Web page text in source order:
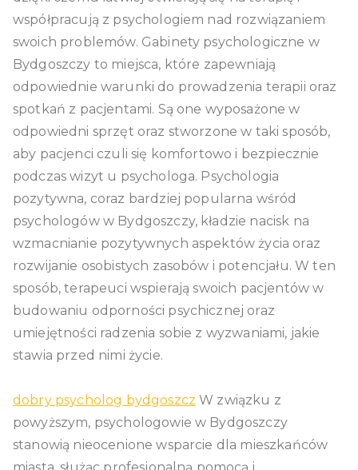
współpracują z psychologiem nad rozwiązaniem
swoich problemów. Gabinety psychologiczne w
Bydgoszczy to miejsca, które zapewniają
odpowiednie warunki do prowadzenia terapii oraz
spotkań z pacjentami. Są one wyposażone w
odpowiedni sprzęt oraz stworzone w taki sposób,
aby pacjenci czuli się komfortowo i bezpiecznie
podczas wizyt u psychologa. Psychologia
pozytywna, coraz bardziej popularna wśród
psychologów w Bydgoszczy, kładzie nacisk na
wzmacnianie pozytywnych aspektów życia oraz
rozwijanie osobistych zasobów i potencjału. W ten
sposób, terapeuci wspierają swoich pacjentów w
budowaniu odporności psychicznej oraz
umiejętności radzenia sobie z wyzwaniami, jakie
stawia przed nimi życie.
dobry psycholog bydgoszcz W związku z
powyższym, psychologowie w Bydgoszczy
stanowią nieocenione wsparcie dla mieszkańców